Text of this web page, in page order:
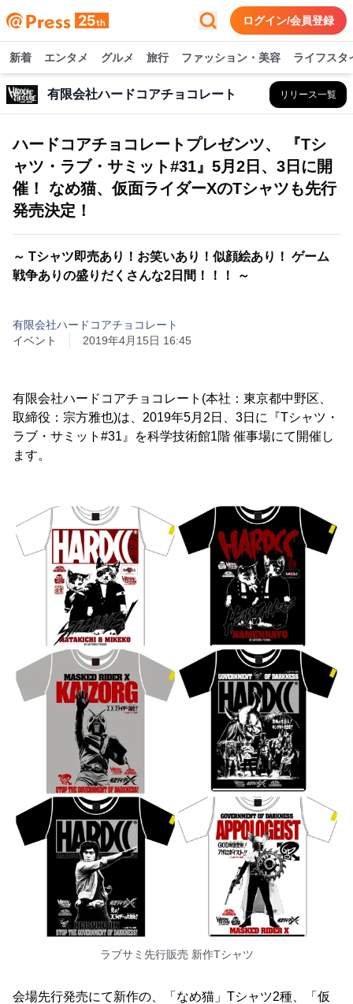
ログイン/会員登録
新着 エンタメ グルメ 旅行 ファッション・美容 ライフスタ
有限会社ハードコアチョコレート リリース一覧
ハードコアチョコレートプレゼンツ、 『Tシ
ャツ・ラブ・サミット#31』5月2日、3日に開
催！ なめ猫、仮面ライダーXのTシャツも先行
発売決定！
～ Tシャツ即売あり！お笑いあり！似顔絵あり！ ゲーム
戦争ありの盛りだくさんな2日間！！！ ～
有限会社ハードコアチョコレート
イベント
2019年4月15日 16:45
有限会社ハードコアチョコレート(本社：東京都中野区、
取締役：宗方雅也)は、2019年5月2日、3日に『Tシャツ・
ラブ・サミット#31』を科学技術館1階 催事場にて開催し
ます。
ラブサミ先行販売 新作Tシャツ
会場先行発売にて新作の、「なめ猫」Tシャツ2種、「仮